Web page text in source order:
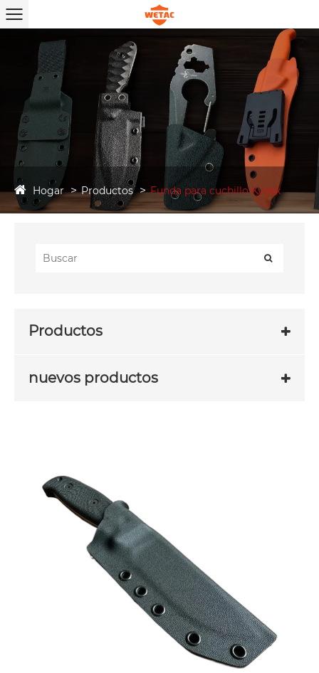
Hogar Productos Funda para cuchillo Kydex
Productos
nuevos productos